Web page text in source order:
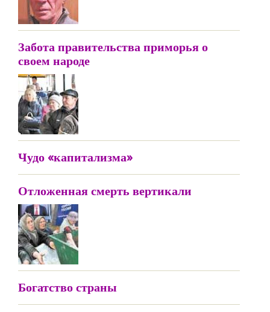
Забота правительства приморья о
своем народе
Чудо «капитализма»
Отложенная смерть вертикали
Богатство страны